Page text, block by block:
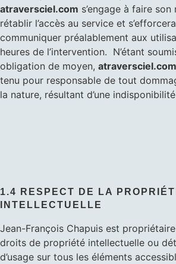
atraversciel.com s’engage à faire
rétablir l’accès au service et
communiquer préalablement aux
heures de l’intervention. N’étant
obligation de moyen, atraversciel.com
tenu pour responsable de tout
la nature, résultant d’une
1.4 RESPECT DE LA
INTELLECTUELLE
Jean-François Chapuis est
droits de propriété intellectuelle ou
d’usage sur tous les éléments